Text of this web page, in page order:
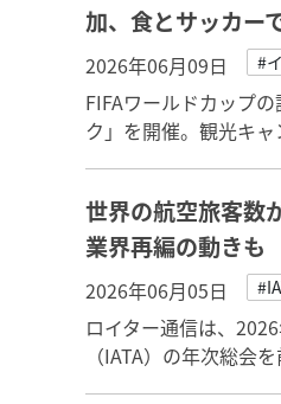
加、食とサッカー
2026年06月09日 #
FIFAワールドカップ
ク」を開催。観光キャ
世界の航空旅客数
業界再編の動きも
2026年06月05日
ロイター通信は、
（IATA）の年次総会